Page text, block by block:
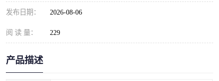
发布日期： 2026-08-06
阅 读 量： 229
产品描述